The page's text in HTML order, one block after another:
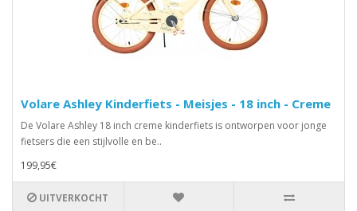
Volare Ashley Kinderfiets - Meisjes - 18 inch - Creme
De Volare Ashley 18 inch creme kinderfiets is ontworpen voor jonge
fietsers die een stijlvolle en be..
199,95€
UITVERKOCHT